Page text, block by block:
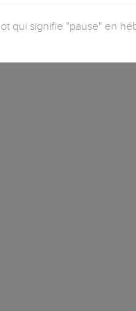
qui signifie "pause" en